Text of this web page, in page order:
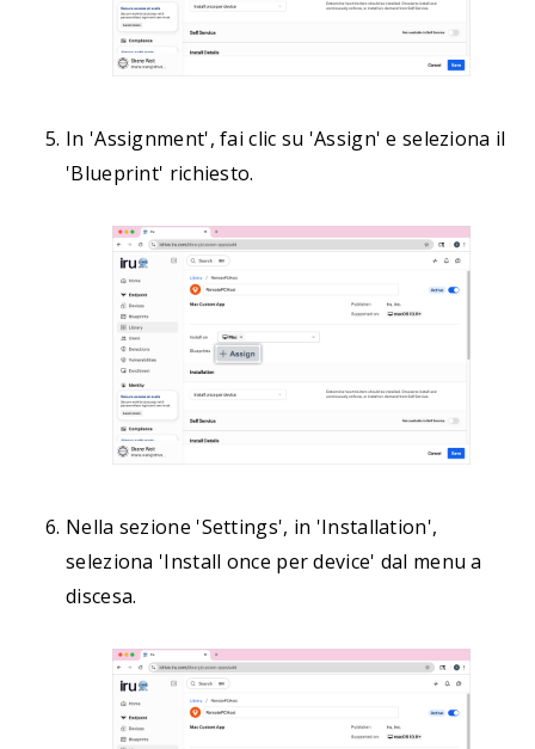
In 'Assignment', fai clic su 'Assign' e seleziona il
'Blueprint' richiesto.
Nella sezione 'Settings', in 'Installation',
seleziona 'Install once per device' dal menu a
discesa.